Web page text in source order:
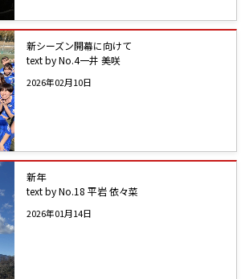
新シーズン開幕に向けて
text by No.4一井 美咲
2026年02月10日
新年
text by No.18 平岩 依々菜
2026年01月14日